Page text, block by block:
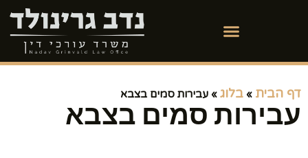
דף הבית » בלוג » עבירות סמים בצבא
עבירות סמים בצבא